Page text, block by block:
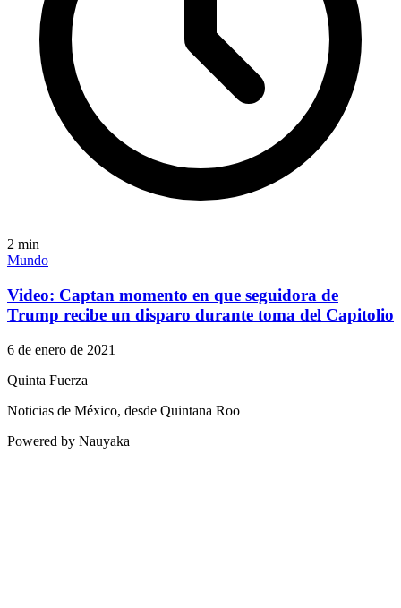
2 min
Mundo
Video: Captan momento en que seguidora de
Trump recibe un disparo durante toma del Capitolio
6 de enero de 2021
Quinta Fuerza
Noticias de México, desde Quintana Roo
Powered by Nauyaka